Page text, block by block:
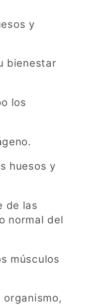
y
bienestar
los
huesos y
de las
normal del
músculos